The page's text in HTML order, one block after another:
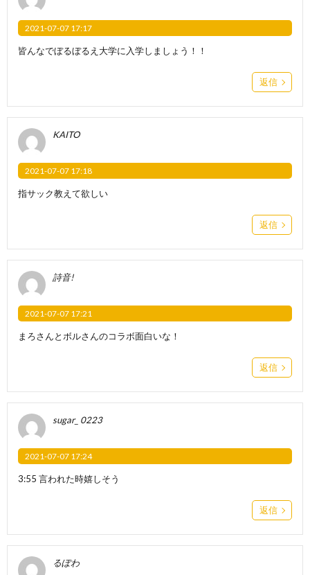
2021-07-07 17:17
皆んなでぼるぼるえ大学に入学しましょう！！
返信
KAITO
2021-07-07 17:18
指サック教えて欲しい
返信
詩音!
2021-07-07 17:21
まろさんとボルさんのコラボ面白いな！
返信
sugar_ 0223
2021-07-07 17:24
3:55 言われた時嬉しそう
返信
るぽわ